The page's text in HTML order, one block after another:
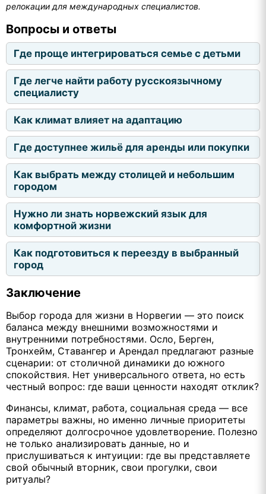
релокации для международных специалистов.
Вопросы и ответы
Где проще интегрироваться семье с детьми
Где легче найти работу русскоязычному
специалисту
Как климат влияет на адаптацию
Где доступнее жильё для аренды или покупки
Как выбрать между столицей и небольшим
городом
Нужно ли знать норвежский язык для
комфортной жизни
Как подготовиться к переезду в выбранный
город
Заключение
Выбор города для жизни в Норвегии — это поиск
баланса между внешними возможностями и
внутренними потребностями. Осло, Берген,
Тронхейм, Ставангер и Арендал предлагают разные
сценарии: от столичной динамики до южного
спокойствия. Нет универсального ответа, но есть
честный вопрос: где ваши ценности находят отклик?
Финансы, климат, работа, социальная среда — все
параметры важны, но именно личные приоритеты
определяют долгосрочное удовлетворение. Полезно
не только анализировать данные, но и
прислушиваться к интуиции: где вы представляете
свой обычный вторник, свои прогулки, свои
ритуалы?